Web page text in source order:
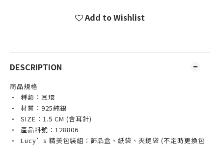
Add to Wishlist
DESCRIPTION
商品規格
· 種類：耳環
· 材質：925純銀
· SIZE ：1.5 CM (含耳針)
· 產品料號：128806
· Lucy’s 精美包裝組：飾品盒、紙袋、夾鏈袋 (不定時更換包